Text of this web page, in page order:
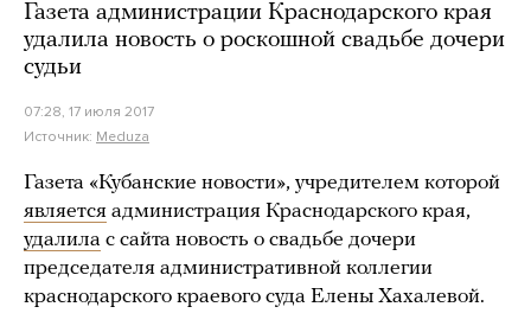
Газета администрации Краснодарского края
удалила новость о роскошной свадьбе дочери
судьи
07:28, 17 июля 2017
Источник: Meduza
Газета «Кубанские новости», учредителем которой
является администрация Краснодарского края,
удалила с сайта новость о свадьбе дочери
председателя административной коллегии
краснодарского краевого суда Елены Хахалевой.